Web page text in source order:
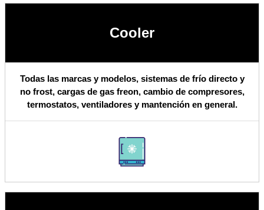
Cooler
Todas las marcas y modelos, sistemas de frío directo y
no frost, cargas de gas freon, cambio de compresores,
termostatos, ventiladores y mantención en general.